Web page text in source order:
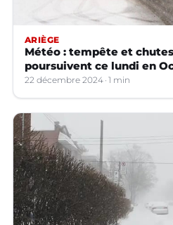
ARIÈGE
Météo : tempête et
poursuivent ce lundi en
22 décembre 2024 1 min